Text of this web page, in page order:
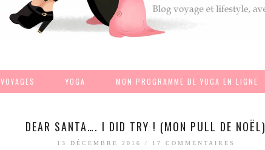
VOYAGES YOGA MON PROGRAMME DE YOGA EN LIGNE
DEAR SANTA…. I DID TRY ! (MON PULL DE NOËL)
13 DÉCEMBRE 2016 / 17 COMMENTAIRES